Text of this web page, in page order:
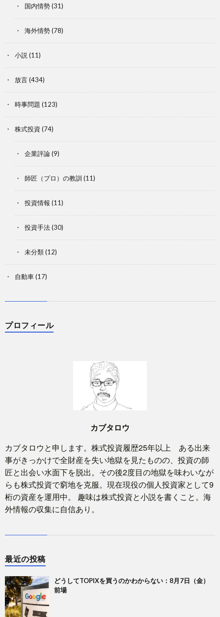
国内情勢(31)
海外情勢(78)
小説 (11)
放言(434)
時事問題 (123)
株式投資 (74)
企業評論(9)
師匠（プロ）の教訓 (11)
投資情報 (11)
投資手法(30)
未分類(12)
自動車(17)
プロフィール
カブタロウ
カブタロウと申します。株式投資履歴25年以上 ある出来
事がきっかけで全財産を失い地獄を見たものの、投資の師
匠と出会い水面下を脱出。その後2度目の地獄を味わいなが
らも株式投資で窮地を克服。現在現役の個人投資家として9
桁の資産を運用中。 趣味は株式投資と小説を書くこと。海
外情報の収集に自信あり。
最近の投稿
どうしてTOPIXを買うのかわからない：8月7日（金）
前場